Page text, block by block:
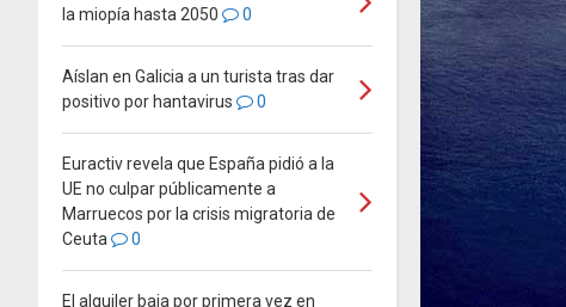
la miopía hasta 2050
0
Aíslan en Galicia a un turista tras dar
positivo por hantavirus
0
Euractiv revela que España pidió a la
UE no culpar públicamente a
Marruecos por la crisis migratoria de
Ceuta
0
El alquiler baja por primera vez en